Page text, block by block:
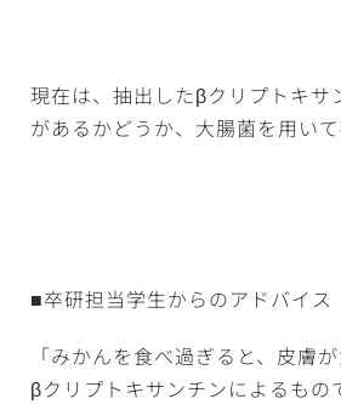
現在は、抽出したβクリプトキサ
があるかどうか、大腸菌を用いて
■卒研担当学生からのアドバイス
「みかんを食べ過ぎると、皮膚
βクリプトキサンチンによるもの